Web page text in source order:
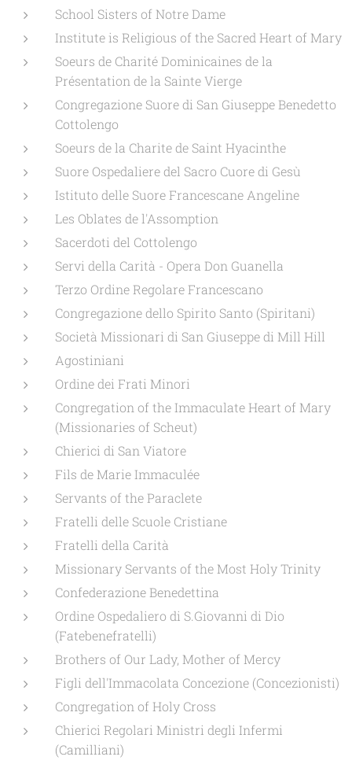
School Sisters of Notre Dame
Institute is Religious of the Sacred Heart of Mary
Soeurs de Charité Dominicaines de la
Présentation de la Sainte Vierge
Congregazione Suore di San Giuseppe Benedetto
Cottolengo
Soeurs de la Charite de Saint Hyacinthe
Suore Ospedaliere del Sacro Cuore di Gesù
Istituto delle Suore Francescane Angeline
Les Oblates de l'Assomption
Sacerdoti del Cottolengo
Servi della Carità - Opera Don Guanella
Terzo Ordine Regolare Francescano
Congregazione dello Spirito Santo (Spiritani)
Società Missionari di San Giuseppe di Mill Hill
Agostiniani
Ordine dei Frati Minori
Congregation of the Immaculate Heart of Mary
(Missionaries of Scheut)
Chierici di San Viatore
Fils de Marie Immaculée
Servants of the Paraclete
Fratelli delle Scuole Cristiane
Fratelli della Carità
Missionary Servants of the Most Holy Trinity
Confederazione Benedettina
Ordine Ospedaliero di S.Giovanni di Dio
(Fatebenefratelli)
Brothers of Our Lady, Mother of Mercy
Figli dell'Immacolata Concezione (Concezionisti)
Congregation of Holy Cross
Chierici Regolari Ministri degli Infermi
(Camilliani)